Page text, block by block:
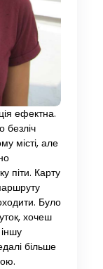
ефектна.
безліч
місті, але
піти. Карту
Було
хочеш
більше